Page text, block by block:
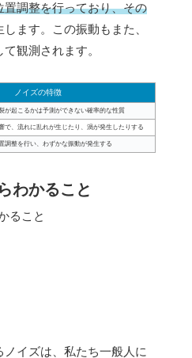
置調整を行っており、その
します。この振動もまた、
観測されます。
ノイズの特徴
が起こるかは予測ができない確率的な性質
で、流れに乱れが生じたり、渦が発生したりする
調整を行い、わずかな振動が発生する
わかること
イズは、私たち一般人に